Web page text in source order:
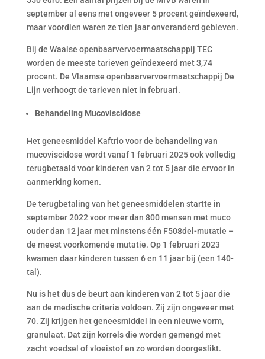
september al eens met ongeveer 5 procent geïndexeerd,
maar voordien waren ze tien jaar onveranderd gebleven.
Bij de Waalse openbaarvervoermaatschappij TEC
worden de meeste tarieven geïndexeerd met 3,74
procent. De Vlaamse openbaarvervoermaatschappij De
Lijn verhoogt de tarieven niet in februari.
Behandeling Mucoviscidose
Het geneesmiddel Kaftrio voor de behandeling van
mucoviscidose wordt vanaf 1 februari 2025 ook volledig
terugbetaald voor kinderen van 2 tot 5 jaar die ervoor in
aanmerking komen.
De terugbetaling van het geneesmiddelen startte in
september 2022 voor meer dan 800 mensen met muco
ouder dan 12 jaar met minstens één F508del-mutatie –
de meest voorkomende mutatie. Op 1 februari 2023
kwamen daar kinderen tussen 6 en 11 jaar bij (een 140-
tal).
Nu is het dus de beurt aan kinderen van 2 tot 5 jaar die
aan de medische criteria voldoen. Zij zijn ongeveer met
70. Zij krijgen het geneesmiddel in een nieuwe vorm,
granulaat. Dat zijn korrels die worden gemengd met
zacht voedsel of vloeistof en zo worden doorgeslikt.